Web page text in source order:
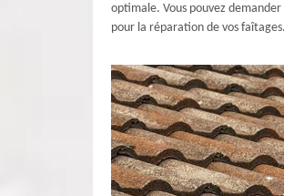
optimale. Vous pouvez
pour la réparation de vos faîtages.